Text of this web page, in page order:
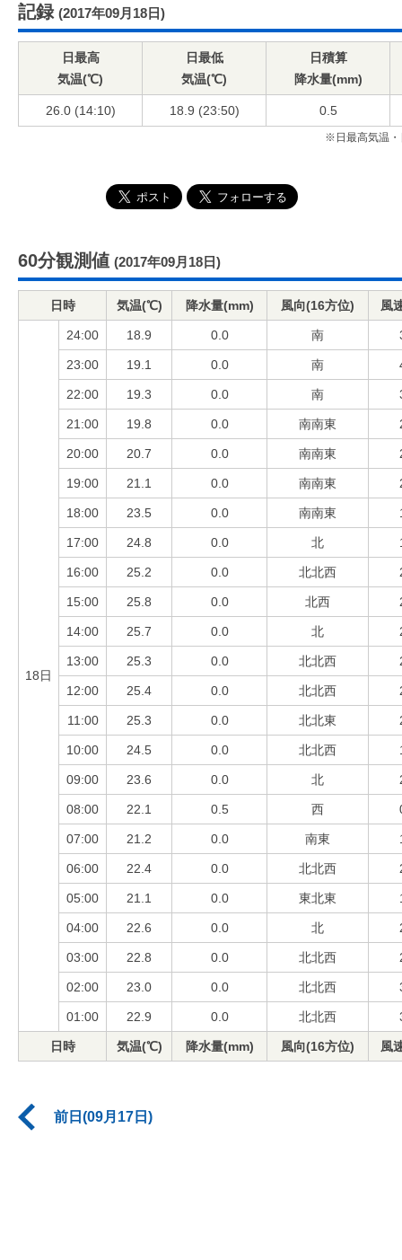
記録 (2017年09月18日)
日最高
気温(℃)
日最低
気温(℃)
日積算
降水量(mm)
26.0 (14:10) 18.9 (23:50) 0.5
※日最高気温・
60分観測値 (2017年09月18日)
日時 気温(℃) 降水量(mm) 風向(16方位) 風
18日
24:00 18.9 0.0 南
23:00 19.1 0.0 南
22:00 19.3 0.0 南
21:00 19.8 0.0 南南東
20:00 20.7 0.0 南南東
19:00 21.1 0.0 南南東
18:00 23.5 0.0 南南東
17:00 24.8 0.0 北
16:00 25.2 0.0 北北西
15:00 25.8 0.0 北西
14:00 25.7 0.0 北
13:00 25.3 0.0 北北西
12:00 25.4 0.0 北北西
11:00 25.3 0.0 北北東
10:00 24.5 0.0 北北西
09:00 23.6 0.0 北
08:00 22.1 0.5 西
07:00 21.2 0.0 南東
06:00 22.4 0.0 北北西
05:00 21.1 0.0 東北東
04:00 22.6 0.0 北
03:00 22.8 0.0 北北西
02:00 23.0 0.0 北北西
01:00 22.9 0.0 北北西
日時 気温(℃) 降水量(mm) 風向(16方位) 風
前日(09月17日)